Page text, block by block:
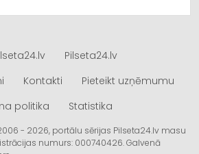
Pilseta24.lv
Kontakti
Pieteikt uzņēmumu
politika
Statistika
- 2026, portālu sērijas Pilseta24.lv masu
numurs: 000740426. Galvenā